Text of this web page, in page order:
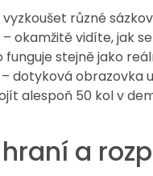
vyzkoušet různé
okamžitě vidíte, jak
stejně jako
dotyková obrazovka
alespoň 50 kol v
a